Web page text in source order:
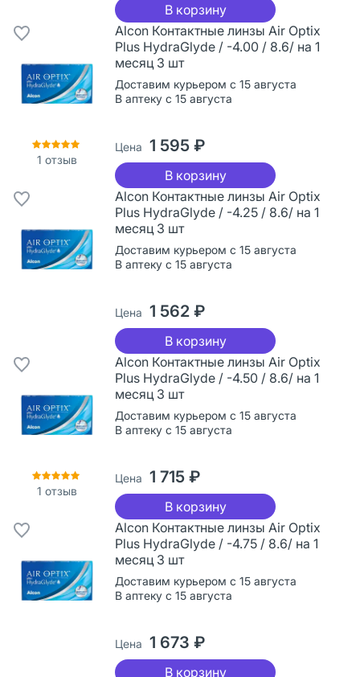
В корзину
1 отзыв
Alcon Контактные линзы Air Optix
Plus HydraGlyde / -4.00 / 8.6/ на 1
месяц 3 шт
Доставим курьером с 15 августа
В аптеку с 15 августа
Цена 1 595 ₽
В корзину
Alcon Контактные линзы Air Optix
Plus HydraGlyde / -4.25 / 8.6/ на 1
месяц 3 шт
Доставим курьером с 15 августа
В аптеку с 15 августа
Цена 1 562 ₽
В корзину
1 отзыв
Alcon Контактные линзы Air Optix
Plus HydraGlyde / -4.50 / 8.6/ на 1
месяц 3 шт
Доставим курьером с 15 августа
В аптеку с 15 августа
Цена 1 715 ₽
В корзину
Alcon Контактные линзы Air Optix
Plus HydraGlyde / -4.75 / 8.6/ на 1
месяц 3 шт
Доставим курьером с 15 августа
В аптеку с 15 августа
Цена 1 673 ₽
В корзину